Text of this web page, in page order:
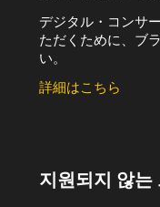
デジタル・コンサ
ただくために、ブ
い。
詳細はこちら
지원되지 않는